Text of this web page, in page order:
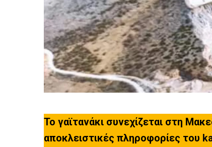
Το γαϊτανάκι συνεχίζεται στη
αποκλειστικές πληροφορίες του